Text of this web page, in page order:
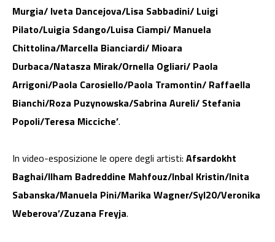
Murgia/ Iveta Dancejova/Lisa Sabbadini/ Luigi
Pilato/Luigia Sdango/Luisa Ciampi/ Manuela
Chittolina/Marcella Bianciardi/ Mioara
Durbaca/Natasza Mirak/Ornella Ogliari/ Paola
Arrigoni/Paola Carosiello/Paola Tramontin/ Raffaella
Bianchi/Roza Puzynowska/Sabrina Aureli/ Stefania
Popoli/Teresa Micciche’.
In video-esposizione le opere degli artisti: Afsardokht
Baghai/Ilham Badreddine Mahfouz/Inbal Kristin/Inita
Sabanska/Manuela Pini/Marika Wagner/Syl20/Veronika
Weberova’/Zuzana Freyja.